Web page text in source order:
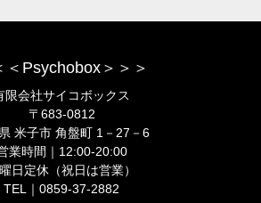
＜Psychobox＞＞＞
限会社サイコボックス
〒683-0812
米子市 角盤町 1－27－6
業時間｜12:00-20:00
日定休（祝日は営業）
TEL｜0859-37-2882